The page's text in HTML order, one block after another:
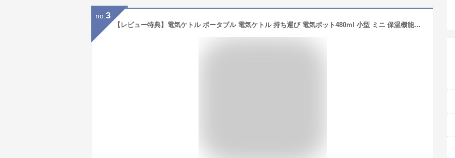
no. 3
【レビュー特典】電気ケトル ポータブル 電気ケトル 持ち運び 電気ポット480ml 小型 ミニ 保温機能付き ポータブルケトル 4段階温度設定 漏れ防止 自動電源OFF 空だき防止機能 5分で沸騰 PSE認証済